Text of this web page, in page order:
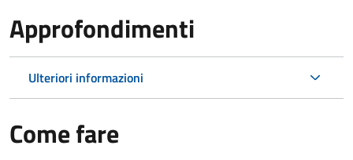
Approfondimenti
Ulteriori informazioni
Come fare